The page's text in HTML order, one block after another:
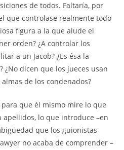
de todos. Faltaría, por
que controlase realmente todo
figura a la que alude el
orden? ¿A controlar los
a un Jacob? ¿Es ésa la
¿No dicen que los jueces usan
de los condenados?
para que él mismo mire lo que
apellidos, lo que introduce –en
que los guionistas
no acaba de comprender –